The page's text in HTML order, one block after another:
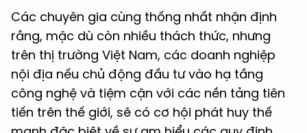
Các chuyên gia cùng thống nhất nhận định
rằng, mặc dù còn nhiều thách thức, nhưng
trên thị trường Việt Nam, các doanh nghiệp
nội địa nếu chủ động đầu tư vào hạ tầng
công nghệ và tiệm cận với các nền tảng tiên
tiến trên thế giới, sẽ có cơ hội phát huy thế